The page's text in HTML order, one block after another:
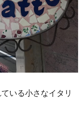
いる小さなイタリ